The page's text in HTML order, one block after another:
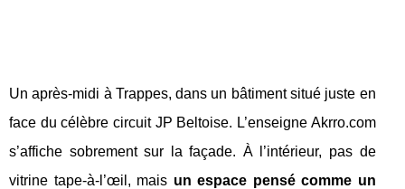
Un après-midi à Trappes, dans un bâtiment situé juste en
face du célèbre circuit JP Beltoise. L’enseigne Akrro.com
s’affiche sobrement sur la façade. À l’intérieur, pas de
vitrine tape-à-l’œil, mais un espace pensé comme un